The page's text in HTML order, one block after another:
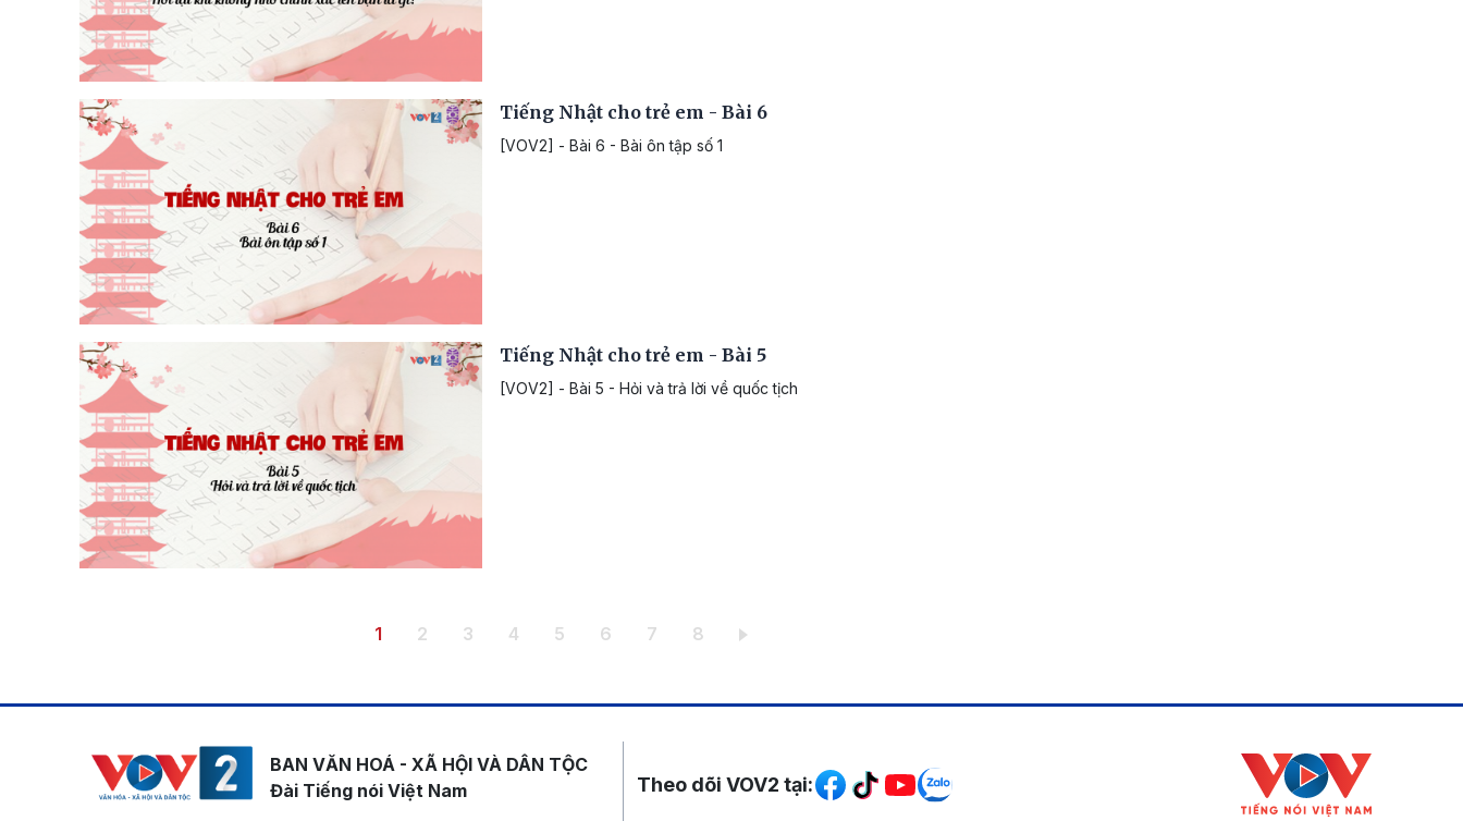
Tiếng Nhật cho trẻ em - Bài 6
[VOV2] - Bài 6 - Bài ôn tập số 1
Tiếng Nhật cho trẻ em - Bài 5
[VOV2] - Bài 5 - Hỏi và trả lời về quốc tịch
Trang hiện thời
1 Trang
2 Trang
3 Trang
4 Trang
5 Trang
6 Trang
7 Trang
8
BAN VĂN HOÁ - XÃ HỘI VÀ DÂN TỘC
Đài Tiếng nói Việt Nam
Mạng xã hội
Theo dõi VOV2 tại: